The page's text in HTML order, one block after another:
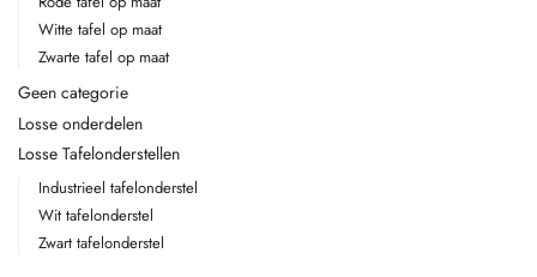
Witte tafel op maat
Zwarte tafel op maat
Geen categorie
Losse onderdelen
Losse Tafelonderstellen
Industrieel tafelonderstel
Wit tafelonderstel
Zwart tafelonderstel